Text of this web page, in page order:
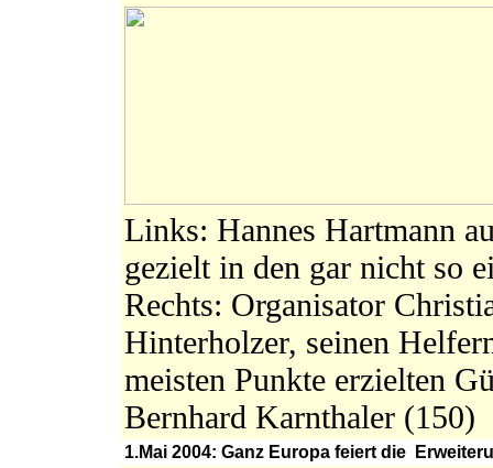
Links: Hannes Hartmann
gezielt in den gar nicht so
Rechts: Organisator
Hinterholzer, seinen
meisten Punkte erzielten
Bernhard Karnthaler (150)
1.Mai 2004: Ganz Europa feiert die